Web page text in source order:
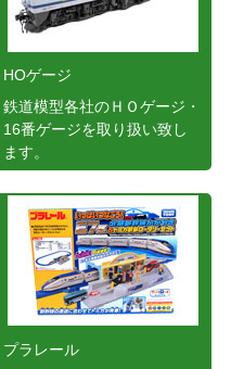
HOゲージ
鉄道模型各社のＨＯゲージ・
16番ゲージを取り扱い致し
ます。
プラレール